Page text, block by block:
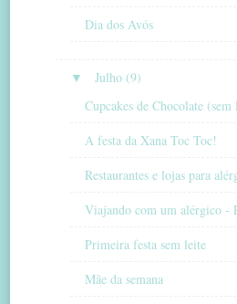
Dia dos Avós
▼
Julho (9)
Cupcakes de Chocolate
A festa da Xana Toc Toc!
Restaurantes e lojas para
Viajando com um alérgico -
Primeira festa sem leite
Mãe da semana